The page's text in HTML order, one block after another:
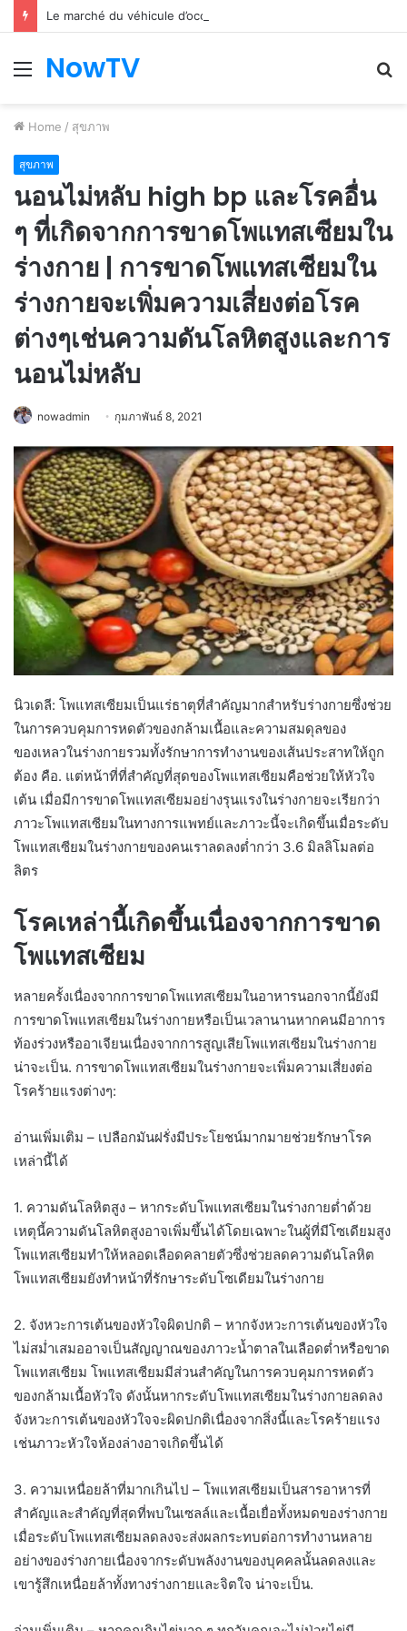
Le marché du véhicule d’occasion en plein essor
Menu
NowTV
Home / สุขภาพ
สุขภาพ
นอนไม่หลับ high bp และโรคอื่น
ๆ ที่เกิดจากการขาดโพแทสเซียมใน
ร่างกาย | การขาดโพแทสเซียมใน
ร่างกายจะเพิ่มความเสี่ยงต่อโรค
ต่างๆเช่นความดันโลหิตสูงและการ
นอนไม่หลับ
nowadmin กุมภาพันธ์ 8, 2021
นิวเดลี: โพแทสเซียมเป็นแร่ธาตุที่สำคัญมากสำหรับร่างกายซึ่งช่วย
ในการควบคุมการหดตัวของกล้ามเนื้อและความสมดุลของ
ของเหลวในร่างกายรวมทั้งรักษาการทำงานของเส้นประสาทให้ถูก
ต้อง คือ. แต่หน้าที่ที่สำคัญที่สุดของโพแทสเซียมคือช่วยให้หัวใจ
เต้น เมื่อมีการขาดโพแทสเซียมอย่างรุนแรงในร่างกายจะเรียกว่า
ภาวะโพแทสเซียมในทางการแพทย์และภาวะนี้จะเกิดขึ้นเมื่อระดับ
โพแทสเซียมในร่างกายของคนเราลดลงต่ำกว่า 3.6 มิลลิโมลต่อ
ลิตร
โรคเหล่านี้เกิดขึ้นเนื่องจากการขาด
โพแทสเซียม
หลายครั้งเนื่องจากการขาดโพแทสเซียมในอาหารนอกจากนี้ยังมี
การขาดโพแทสเซียมในร่างกายหรือเป็นเวลานานหากคนมีอาการ
ท้องร่วงหรืออาเจียนเนื่องจากการสูญเสียโพแทสเซียมในร่างกาย
น่าจะเป็น. การขาดโพแทสเซียมในร่างกายจะเพิ่มความเสี่ยงต่อ
โรคร้ายแรงต่างๆ:
อ่านเพิ่มเติม – เปลือกมันฝรั่งมีประโยชน์มากมายช่วยรักษาโรค
เหล่านี้ได้
1. ความดันโลหิตสูง – หากระดับโพแทสเซียมในร่างกายต่ำด้วย
เหตุนี้ความดันโลหิตสูงอาจเพิ่มขึ้นได้โดยเฉพาะในผู้ที่มีโซเดียมสูง
โพแทสเซียมทำให้หลอดเลือดคลายตัวซึ่งช่วยลดความดันโลหิต
โพแทสเซียมยังทำหน้าที่รักษาระดับโซเดียมในร่างกาย
2. จังหวะการเต้นของหัวใจผิดปกติ – หากจังหวะการเต้นของหัวใจ
ไม่สม่ำเสมออาจเป็นสัญญาณของภาวะน้ำตาลในเลือดต่ำหรือขาด
โพแทสเซียม โพแทสเซียมมีส่วนสำคัญในการควบคุมการหดตัว
ของกล้ามเนื้อหัวใจ ดังนั้นหากระดับโพแทสเซียมในร่างกายลดลง
จังหวะการเต้นของหัวใจจะผิดปกติเนื่องจากสิ่งนี้และโรคร้ายแรง
เช่นภาวะหัวใจห้องล่างอาจเกิดขึ้นได้
3. ความเหนื่อยล้าที่มากเกินไป – โพแทสเซียมเป็นสารอาหารที่
สำคัญและสำคัญที่สุดที่พบในเซลล์และเนื้อเยื่อทั้งหมดของร่างกาย
เมื่อระดับโพแทสเซียมลดลงจะส่งผลกระทบต่อการทำงานหลาย
อย่างของร่างกายเนื่องจากระดับพลังงานของบุคคลนั้นลดลงและ
เขารู้สึกเหนื่อยล้าทั้งทางร่างกายและจิตใจ น่าจะเป็น.